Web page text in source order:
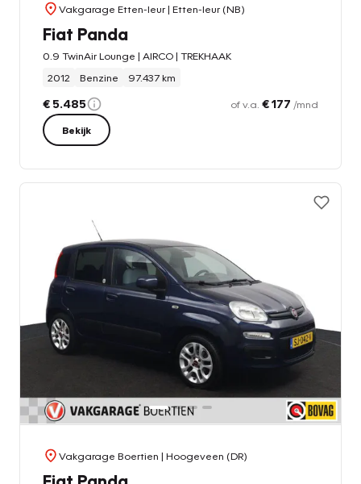
Vakgarage Etten-leur| Etten-leur (NB)
Fiat Panda
0.9 TwinAir Lounge | AIRCO | TREKHAAK
2012
Benzine 97.437 km
€ 5.485 of v.a. € 177 /mnd
Bekijk
Vakgarage Boertien | Hoogeveen (DR)